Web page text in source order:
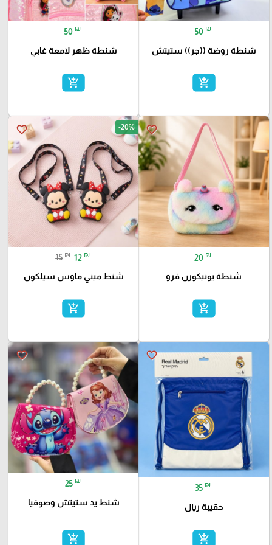
50 ₪
شنطة روضة ((جر)) ستيتش
add_shopping_cart
50 ₪
شنطة ظهر لامعة غابي
add_shopping_cart
favorite_border
20 ₪
شنطة يونيكورن فرو
add_shopping_cart
favorite_border -20%
15 ₪ 12 ₪
شنط ميني ماوس سيلكون
add_shopping_cart
favorite_border
35 ₪
حقيبة ريال
add_shopping_cart
favorite_border
25 ₪
شنط يد ستيتش وصوفيا
add_shopping_cart